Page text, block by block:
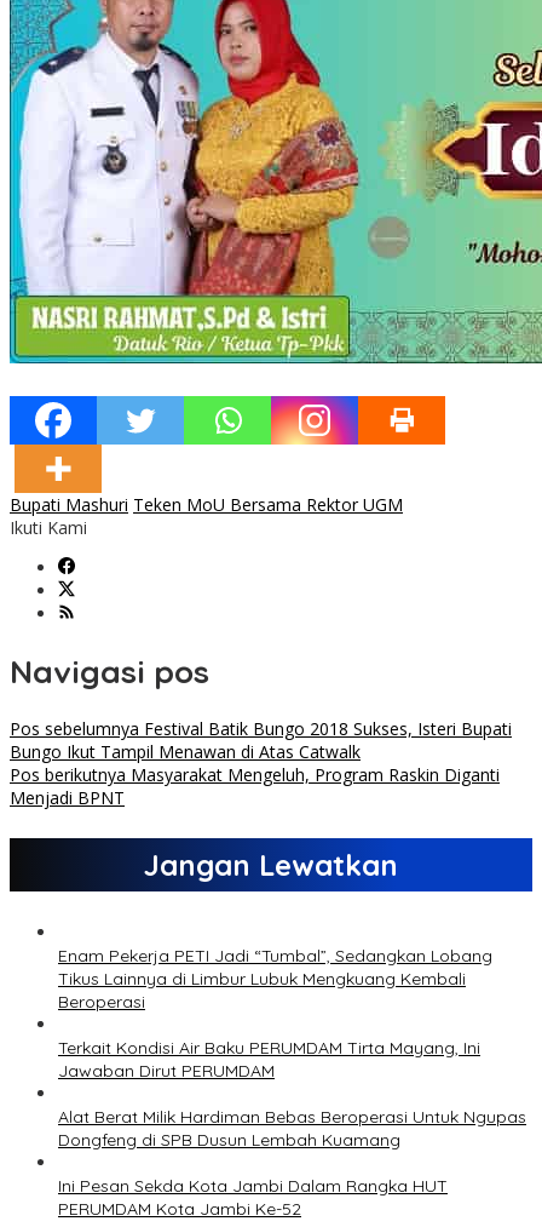
Bupati Mashuri Teken MoU Bersama Rektor UGM
Ikuti Kami
Navigasi pos
Pos sebelumnya Festival Batik Bungo 2018 Sukses, Isteri Bupati
Bungo Ikut Tampil Menawan di Atas Catwalk
Pos berikutnya Masyarakat Mengeluh, Program Raskin Diganti
Menjadi BPNT
Jangan Lewatkan
Enam Pekerja PETI Jadi “Tumbal”, Sedangkan Lobang
Tikus Lainnya di Limbur Lubuk Mengkuang Kembali
Beroperasi
Terkait Kondisi Air Baku PERUMDAM Tirta Mayang, Ini
Jawaban Dirut PERUMDAM
Alat Berat Milik Hardiman Bebas Beroperasi Untuk Ngupas
Dongfeng di SPB Dusun Lembah Kuamang
Ini Pesan Sekda Kota Jambi Dalam Rangka HUT
PERUMDAM Kota Jambi Ke-52